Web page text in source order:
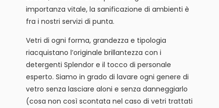
importanza vitale, la sanificazione di ambienti è
fra i nostri servizi di punta.
Vetri di ogni forma, grandezza e tipologia
riacquistano l’originale brillantezza con i
detergenti Splendor e il tocco di personale
esperto. Siamo in grado di lavare ogni genere di
vetro senza lasciare aloni e senza danneggiarlo
(cosa non così scontata nel caso di vetri trattati